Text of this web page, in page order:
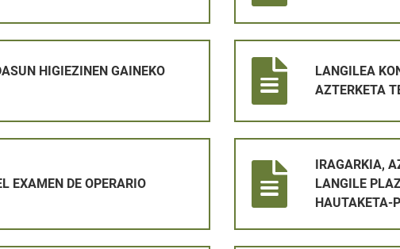
HIGIEZINEN GAINEKO
LANGILEA
AZTERKETA
EXAMEN DE OPERARIO
IRAGARKIA,
LANGILE
HAUTAKETA-